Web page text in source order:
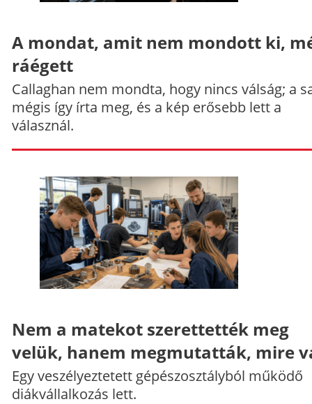
A mondat, amit nem mondott ki,
ráégett
Callaghan nem mondta, hogy nincs válság; a
mégis így írta meg, és a kép erősebb lett a
válasznál.
Nem a matekot szerettették meg
velük, hanem megmutatták, mire
Egy veszélyeztetett gépészosztályból működő
diákvállalkozás lett.